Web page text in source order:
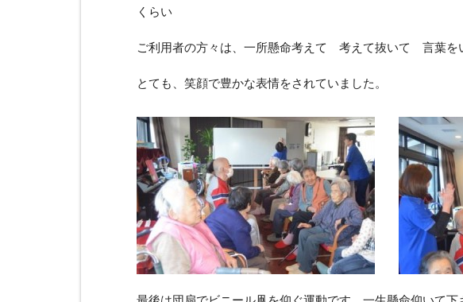
くらい
ご利用者の方々は、一所懸命考えて 考えて抜いて 言葉を
とても、笑顔で豊かな表情をされていました。